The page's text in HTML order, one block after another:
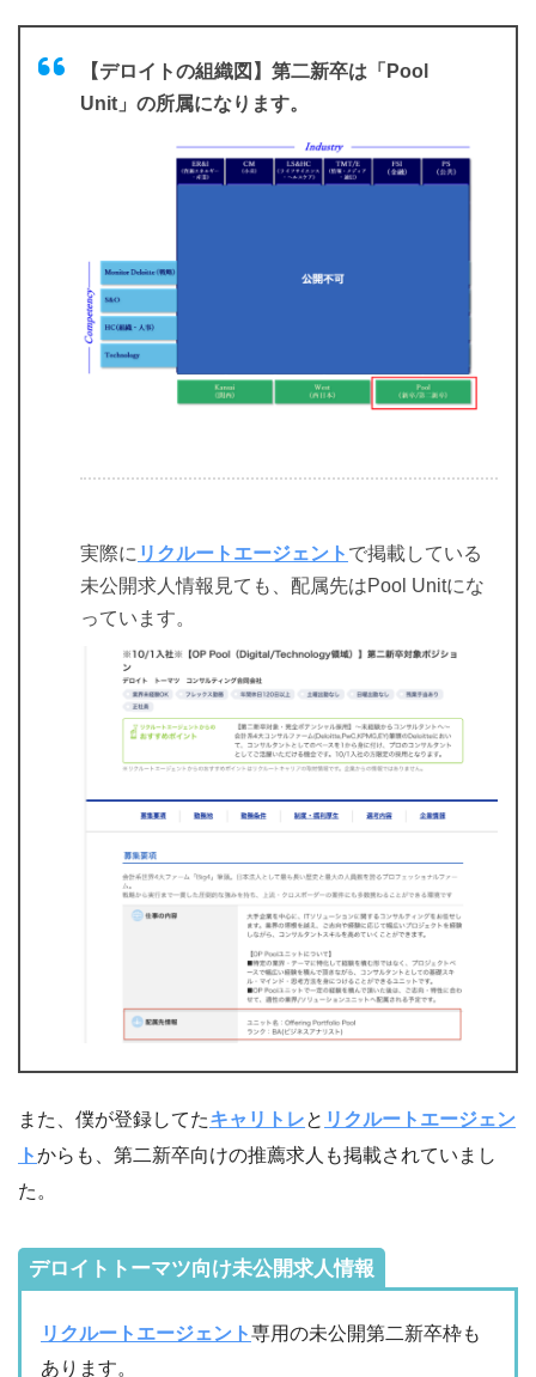
【デロイトの組織図】第二新卒は「Pool
Unit」の所属になります。
実際に リクルートエージェント で掲載している
未公開求人情報見ても、配属先はPool Unitにな
っています。
また、僕が登録してたキャリトレと リクルートエージェン
トからも、第二新卒向けの推薦求人も掲載されていまし
た。
デロイトトーマツ向け未公開求人情報
リクルートエージェント専用の未公開第二新卒枠も
あります。